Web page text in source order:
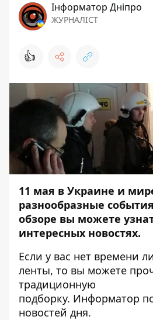
Інформатор Дніпро
ЖУРНАЛІСТ
👍
11 мая в Украине и
разнообразные
обзоре вы можете
интересных новостях.
Если у вас нет времени
ленты, то вы можете
традиционную
подборку. Информатор
новостей дня.